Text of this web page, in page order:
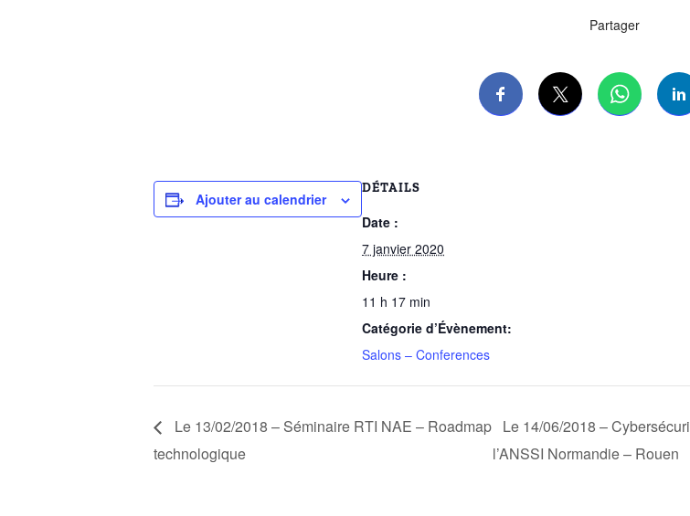
Partager
Ajouter au calendrier
DÉTAILS
Date :
7 janvier 2020
Heure :
11 h 17 min
Catégorie d’Évènement:
Salons – Conferences
Le 13/02/2018 – Séminaire RTI NAE – Roadmap
technologique
Le 14/06/2018 –
l’ANSSI Normandie – Rouen